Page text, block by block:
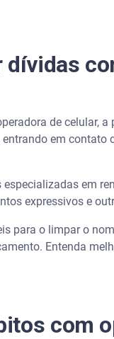
de celular
com
com operadora?
de celular,
em
em
expressivos e
para o limpar o
Entenda
com